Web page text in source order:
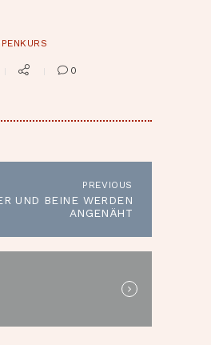
0
PREVIOUS
UND BEINE WERDEN
ANGENÄHT